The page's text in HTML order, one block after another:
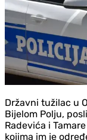
Državni tužilac u
Bijelom Polju,
Radevića i
kojima im je